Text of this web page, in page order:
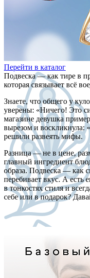
Перейти в каталог
Подвеска — как тире в
которая связывает всё
Знаете, что общего у
уверены: «Ничего! Это
магазине девушка
вырезом и
решили развеять мифы.
Разница — не в цене,
главный ингредиент
образа. Подвеска — как
перебивает вкус. А есть
в тонкостях стиля и
себе или в подарок?